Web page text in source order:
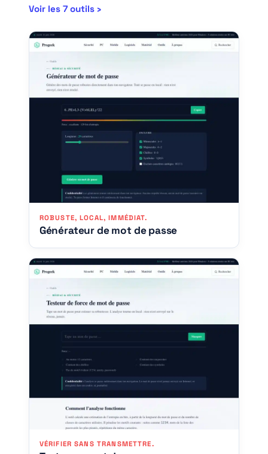
Voir les 7 outils ›
ROBUSTE, LOCAL, IMMÉDIAT.
Générateur de mot de passe
VÉRIFIER SANS TRANSMETTRE.